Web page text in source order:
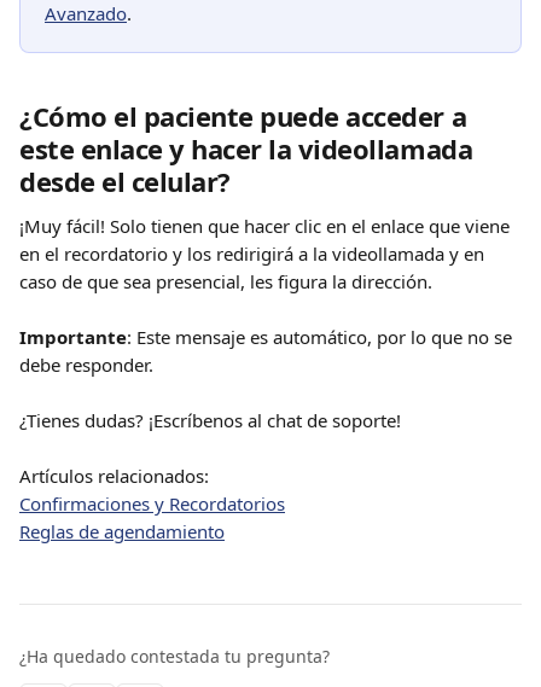
Avanzado.
¿Cómo el paciente puede acceder a
este enlace y hacer la videollamada
desde el celular?
¡Muy fácil! Solo tienen que hacer clic en el enlace que viene
en el recordatorio y los redirigirá a la videollamada y en
caso de que sea presencial, les figura la dirección.
Importante: Este mensaje es automático, por lo que no se
debe responder.
¿Tienes dudas? ¡Escríbenos al chat de soporte!
Artículos relacionados:
Confirmaciones y Recordatorios
Reglas de agendamiento
¿Ha quedado contestada tu pregunta?